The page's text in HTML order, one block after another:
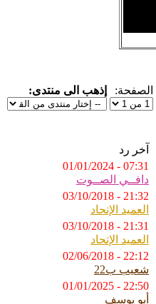
الصفحة: إذهب الى منتدى:
آخر رد
07:31 - 01/01/2024
دافــي الصــوت
21:32 - 03/10/2018
العميد الإتحاد
21:31 - 03/10/2018
العميد الإتحاد
22:12 - 02/06/2018
شعيب ب22
22:50 - 01/01/2025
أبو يوسف